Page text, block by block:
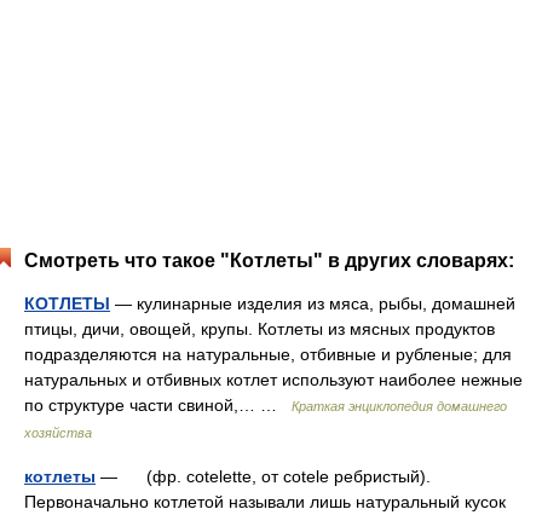
Смотреть что такое "Котлеты" в других словарях:
КОТЛЕТЫ — кулинарные изделия из мяса, рыбы, домашней
птицы, дичи, овощей, крупы. Котлеты из мясных продуктов
подразделяются на натуральные, отбивные и рубленые; для
натуральных и отбивных котлет используют наиболее нежные
по структуре части свиной,… …
Краткая энциклопедия домашнего
хозяйства
котлеты — (фр. cotelette, от cotele ребристый).
Первоначально котлетой называли лишь натуральный кусок